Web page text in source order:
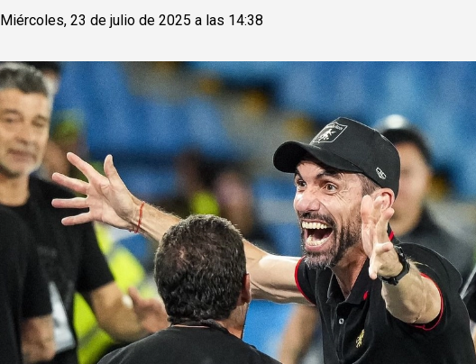
Miércoles, 23 de julio de 2025 a las 14:38